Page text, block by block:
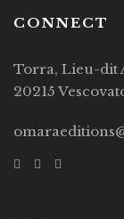
CONNECT
Torra, Lieu-dit
20215